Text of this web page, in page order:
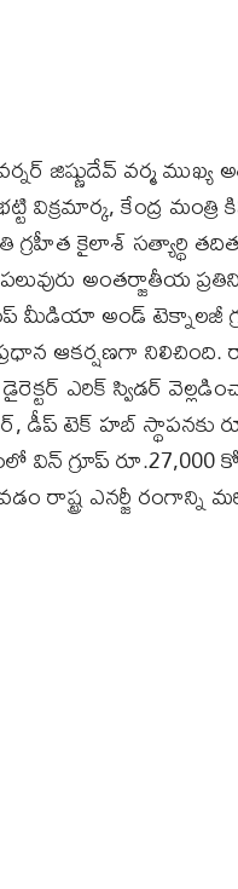
జిష్ణుదేవ్ వర్మ
విక్రమార్క, కేంద్ర
కైలాశ్ సత్యార్థి
పలువురు అంతర్జాతీయ
మీడియా అండ్ టెక్నాలజీ
ఆకర్షణగా నిలిచింది.
డైరెక్టర్ ఎరిక్ స్విడర్
డీప్ టెక్ హబ్ స్థాపనకు
విన్ గ్రూప్ రూ.27,000
రాష్ట్ర ఎనర్జీ రంగాన్ని